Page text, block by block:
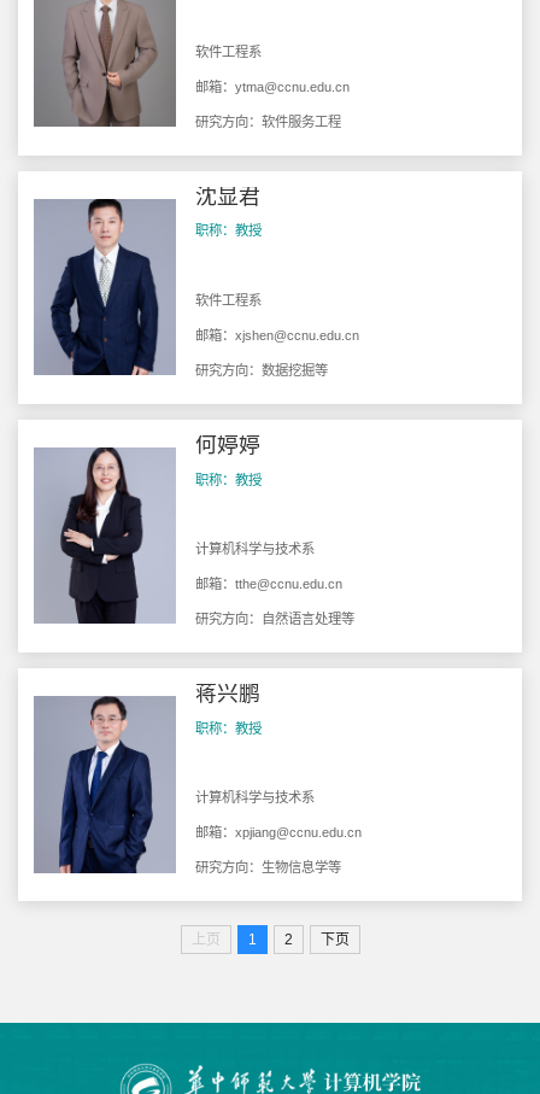
软件工程系
邮箱：ytma@ccnu.edu.cn
研究方向：软件服务工程
沈显君
职称：教授
软件工程系
邮箱：xjshen@ccnu.edu.cn
研究方向：数据挖掘等
何婷婷
职称：教授
计算机科学与技术系
邮箱：tthe@ccnu.edu.cn
研究方向：自然语言处理等
蒋兴鹏
职称：教授
计算机科学与技术系
邮箱：xpjiang@ccnu.edu.cn
研究方向：生物信息学等
上页 1 2 下页